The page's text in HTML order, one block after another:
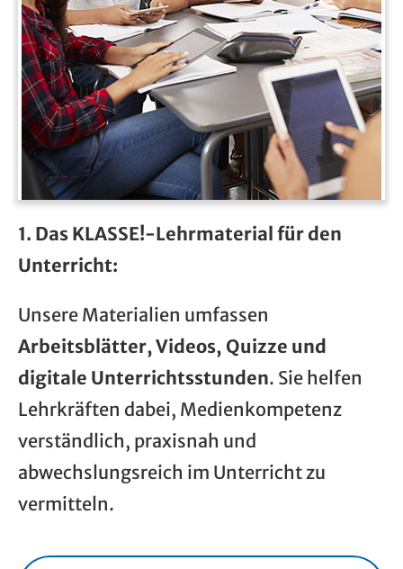
1. Das KLASSE!-Lehrmaterial für den
Unterricht:
Unsere Materialien umfassen
Arbeitsblätter, Videos, Quizze und
digitale Unterrichtsstunden. Sie helfen
Lehrkräften dabei, Medienkompetenz
verständlich, praxisnah und
abwechslungsreich im Unterricht zu
vermitteln.